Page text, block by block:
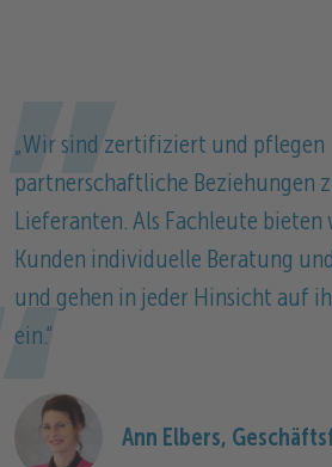
„Wir sind zertifiziert und pflegen
partnerschaftliche Beziehungen
Lieferanten. Als Fachleute bieten
Kunden individuelle Beratung
und gehen in jeder Hinsicht auf
ein.“
Ann Elbers,